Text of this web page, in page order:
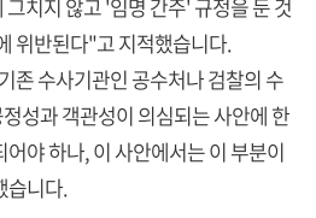
치지 않고 '임명 간주' 규정을 둔 것
위반된다"고 지적했습니다.
존 수사기관인 공수처나 검찰의 수
성과 객관성이 의심되는 사안에 한
야 하나, 이 사안에서는 이 부분이
습니다.